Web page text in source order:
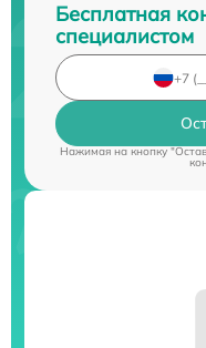
Бесплатная
специалистом
Нажимая на кнопку